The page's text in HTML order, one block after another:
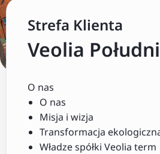
Strefa Klienta
Veolia
O nas
O nas
Misja i wizja
Transformacja
Władze spółki Veolia term